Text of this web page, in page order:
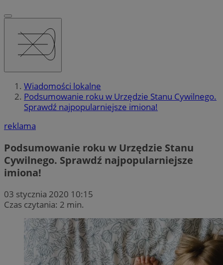
Wiadomości lokalne
Podsumowanie roku w Urzędzie Stanu Cywilnego.
Sprawdź najpopularniejsze imiona!
reklama
Podsumowanie roku w Urzędzie Stanu
Cywilnego. Sprawdź najpopularniejsze
imiona!
03 stycznia 2020 10:15
Czas czytania: 2 min.